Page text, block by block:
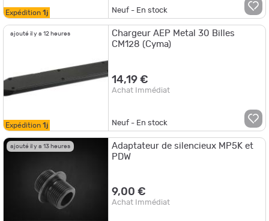
Expédition 1j Neuf - En stock
ajouté il y a 12 heures
Expédition 1j
Chargeur AEP Metal 30 Billes
CM128 (Cyma)
14,19 €
Achat Immédiat
Neuf - En stock
ajouté il y a 13 heures
Adaptateur de silencieux MP5K et
PDW
9,00 €
Achat Immédiat